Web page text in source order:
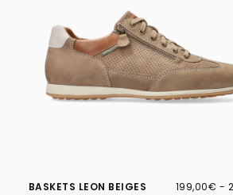
BASKETS LEON BEIGES 199,00€
PRIX
199,00€ -